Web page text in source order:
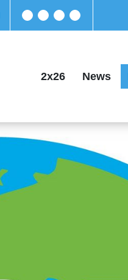
2x26 News